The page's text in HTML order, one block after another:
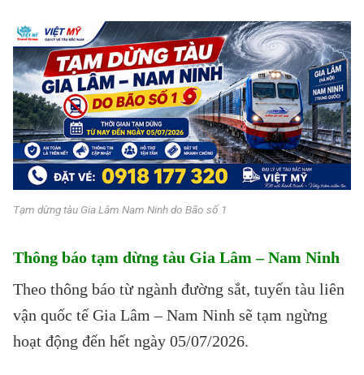
Tạm dừng tàu Gia Lâm Nam Ninh do Bão số 1
Thông báo tạm dừng tàu Gia Lâm – Nam Ninh
Theo thông báo từ ngành đường sắt, tuyến tàu liên
vận quốc tế Gia Lâm – Nam Ninh sẽ tạm ngừng
hoạt động đến hết ngày 05/07/2026.